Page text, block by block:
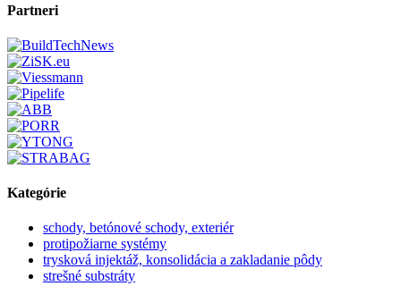
Partneri
Kategórie
schody, betónové schody, exteriér
protipožiarne systémy
trysková injektáž, konsolidácia a zakladanie pôdy
strešné substráty